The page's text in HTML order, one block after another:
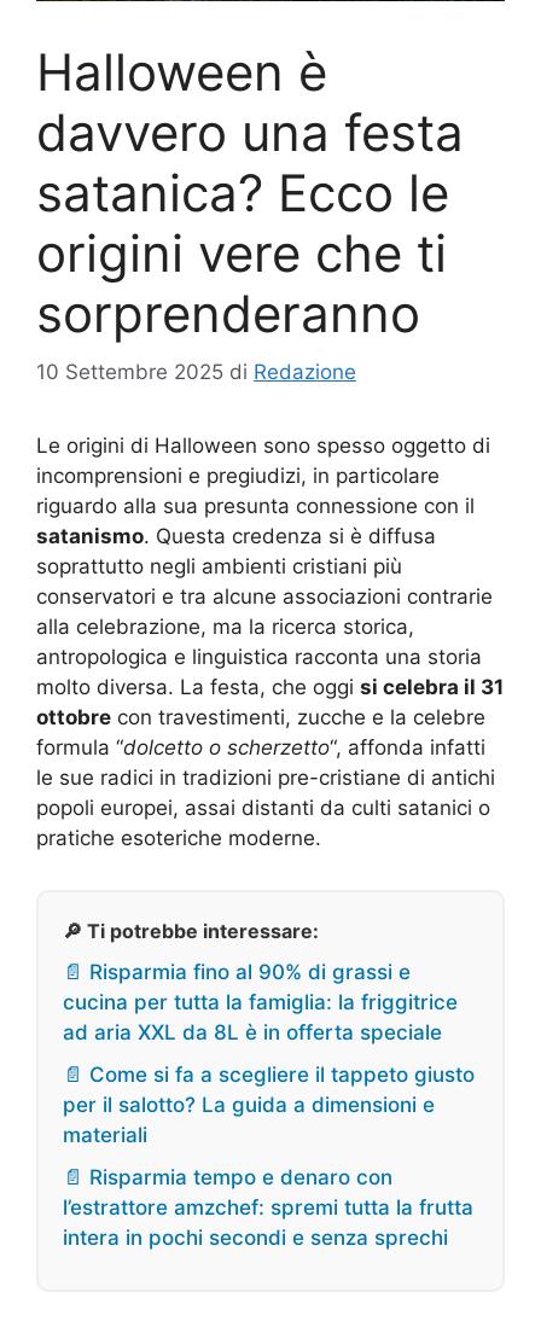
Halloween è
davvero una festa
satanica? Ecco le
origini vere che ti
sorprenderanno
10 Settembre 2025 di Redazione
Le origini di Halloween sono spesso oggetto di
incomprensioni e pregiudizi, in particolare
riguardo alla sua presunta connessione con il
satanismo. Questa credenza si è diffusa
soprattutto negli ambienti cristiani più
conservatori e tra alcune associazioni contrarie
alla celebrazione, ma la ricerca storica,
antropologica e linguistica racconta una storia
molto diversa. La festa, che oggi si celebra il 31
ottobre con travestimenti, zucche e la celebre
formula “dolcetto o scherzetto“, affonda infatti
le sue radici in tradizioni pre-cristiane di antichi
popoli europei, assai distanti da culti satanici o
pratiche esoteriche moderne.
🔎 Ti potrebbe interessare:
📄 Risparmia fino al 90% di grassi e
cucina per tutta la famiglia: la friggitrice
ad aria XXL da 8L è in offerta speciale
📄 Come si fa a scegliere il tappeto giusto
per il salotto? La guida a dimensioni e
materiali
📄 Risparmia tempo e denaro con
l’estrattore amzchef: spremi tutta la frutta
intera in pochi secondi e senza sprechi